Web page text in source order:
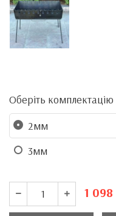
Оберіть комплектацію
2мм
3мм
1 098